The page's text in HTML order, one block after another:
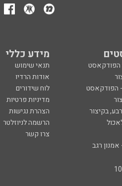
מידע כללי
תנאי שימוש
אודות הרדיו
- הפודקאסט
לוח שידורים
מדיניות פרטיות
בקיצור
הצהרת נגישות
הרשמה לניוזלטר
צרו קשר
רגב